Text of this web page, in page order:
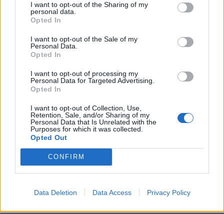
I want to opt-out of the Sharing of my
personal data.
Opted In
I want to opt-out of the Sale of my
Personal Data.
Opted In
I want to opt-out of processing my
Personal Data for Targeted Advertising.
Opted In
I want to opt-out of Collection, Use,
Retention, Sale, and/or Sharing of my
Personal Data that Is Unrelated with the
Purposes for which it was collected.
Opted Out
CONFIRM
Data Deletion Data Access Privacy Policy
6 Αυγούστου 2026
Για πρώτη φορά το Αρχαίο Θέατρο
Επιδαύρου άνοιξε τις πύλες του σε
6 Αυγούστου 2026
τις αποζημιώσεις των πυρόπληκτων
περιοχών της Δ. Αττικής